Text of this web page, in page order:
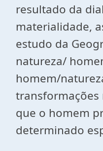
resultado da
materialidade,
estudo da
natureza/
homem/
que o homem
determinado